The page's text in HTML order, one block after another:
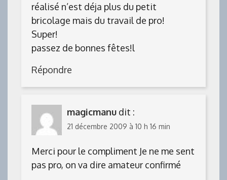
réalisé n’est déja plus du petit
bricolage mais du travail de pro!
Super!
passez de bonnes fêtes!l
Répondre
magicmanu dit :
21 décembre 2009 à 10 h 16 min
Merci pour le compliment Je ne me sent
pas pro, on va dire amateur confirmé